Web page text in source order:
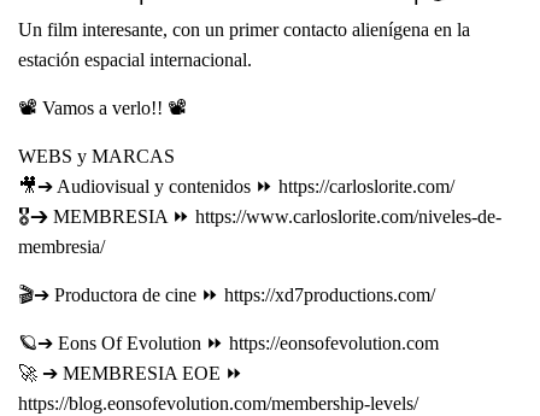
Un film interesante, con un primer contacto alienígena en la
estación espacial internacional.
📽 Vamos a verlo!! 📽
WEBS y MARCAS
🎥➔ Audiovisual y contenidos ⏩ https://carloslorite.com/
🎖➔ MEMBRESIA ⏩ https://www.carloslorite.com/niveles-de-
membresia/
🎬➔ Productora de cine ⏩ https://xd7productions.com/
🪐➔ Eons Of Evolution ⏩ https://eonsofevolution.com
🚀 ➔ MEMBRESIA EOE ⏩
https://blog.eonsofevolution.com/membership-levels/